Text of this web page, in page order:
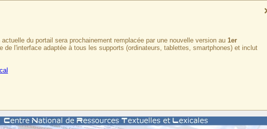
du portail sera prochainement remplacée par une nouvelle version au 1er
de l'interface adaptée à tous les supports (ordinateurs, tablettes, smartphones) et inclut